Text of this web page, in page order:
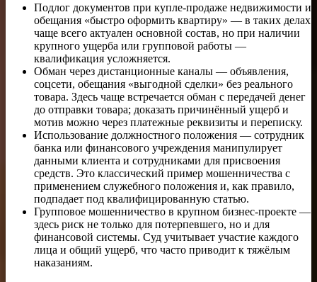
Подлог документов при купле-продаже недвижимости и
обещания «быстро оформить квартиру» — в таких делах
чаще всего актуален основной состав, но при наличии
крупного ущерба или групповой работы —
квалификация усложняется.
Обман через дистанционные каналы — объявления,
соцсети, обещания «выгодной сделки» без реального
товара. Здесь чаще встречается обман с передачей денег
до отправки товара; доказать причинённый ущерб и
мотив можно через платежные реквизиты и переписку.
Использование должностного положения — сотрудник
банка или финансового учреждения манипулирует
данными клиента и сотрудниками для присвоения
средств. Это классический пример мошенничества с
применением служебного положения и, как правило,
подпадает под квалифицированную статью.
Групповое мошенничество в крупном бизнес-проекте —
здесь риск не только для потерпевшего, но и для
финансовой системы. Суд учитывает участие каждого
лица и общий ущерб, что часто приводит к тяжёлым
наказаниям.